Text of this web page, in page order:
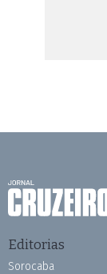
Editorias
Sorocaba